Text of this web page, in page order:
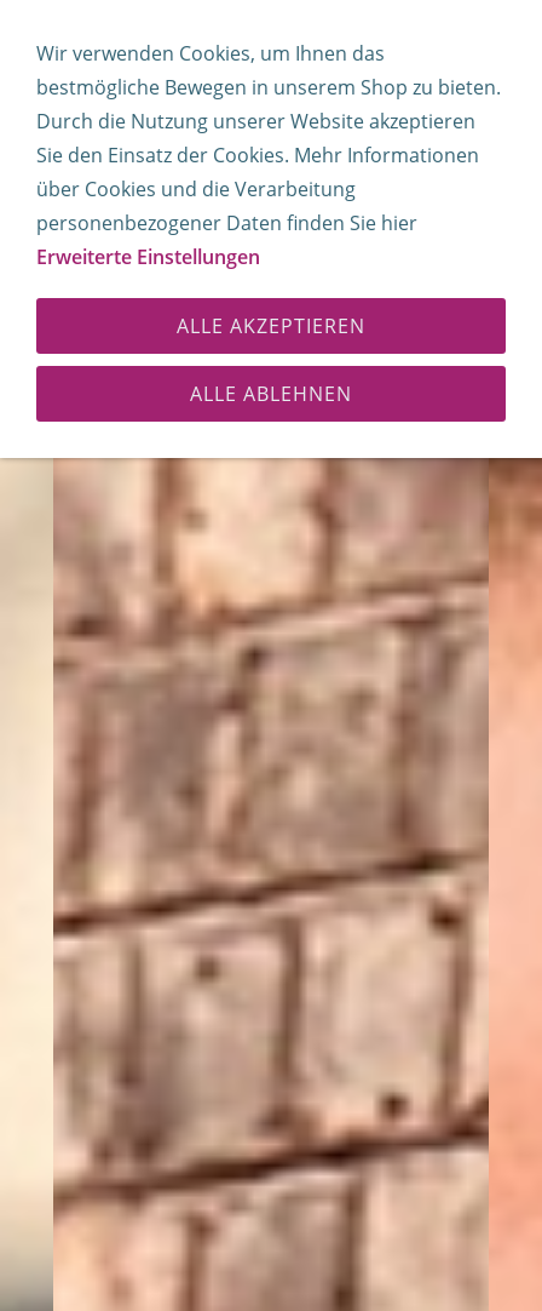
Sie sind hier:Startseite»Sweatshirt
Sweatshirts für Damen,
Herren und Kinder
Wir verwenden Cookies, um Ihnen das
bestmögliche Bewegen in unserem Shop zu bieten.
Durch die Nutzung unserer Website akzeptieren
Sie den Einsatz der Cookies. Mehr Informationen
über Cookies und die Verarbeitung
personenbezogener Daten finden Sie hier
Erweiterte Einstellungen
ALLE AKZEPTIEREN
ALLE ABLEHNEN